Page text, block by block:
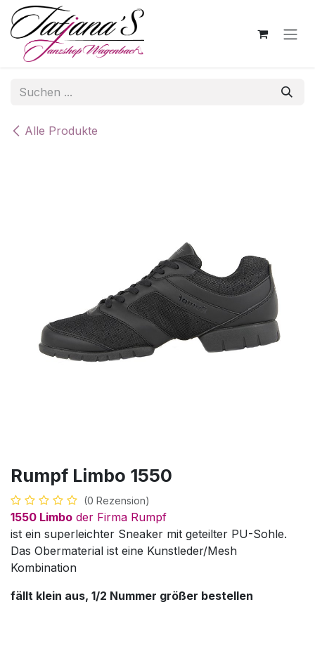
Zum Inhalt springen
Alle Produkte
Rumpf Limbo 1550
(0 Rezension)
1550 Limbo der Firma Rumpf
ist ein superleichter Sneaker mit geteilter PU-Sohle.
Das Obermaterial ist eine Kunstleder/Mesh
Kombination
fällt klein aus, 1/2 Nummer größer bestellen